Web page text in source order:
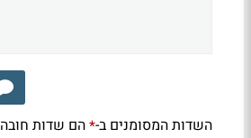
השדות המסומנים ב-*הם שדות חובה